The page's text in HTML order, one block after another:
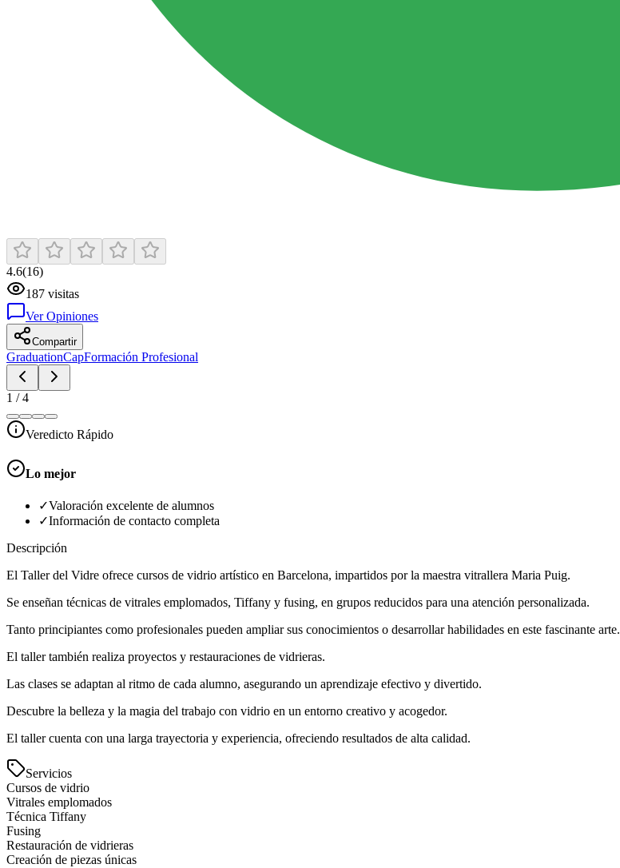
4.6(16)
187 visitas
Ver Opiniones
Compartir
GraduationCapFormación Profesional
1 /4
Veredicto Rápido
Lo mejor
✓Valoración excelente de alumnos
✓Información de contacto completa
Descripción
El Taller del Vidre ofrece cursos de vidrio artístico en Barcelona, impartidos por la maestra vitrallera Maria Puig.
Se enseñan técnicas de vitrales emplomados, Tiffany y fusing, en grupos reducidos para una atención personalizada.
Tanto principiantes como profesionales pueden ampliar sus conocimientos o desarrollar habilidades en este fascinante arte.
El taller también realiza proyectos y restauraciones de vidrieras.
Las clases se adaptan al ritmo de cada alumno, asegurando un aprendizaje efectivo y divertido.
Descubre la belleza y la magia del trabajo con vidrio en un entorno creativo y acogedor.
El taller cuenta con una larga trayectoria y experiencia, ofreciendo resultados de alta calidad.
Servicios
Cursos de vidrio
Vitrales emplomados
Técnica Tiffany
Fusing
Restauración de vidrieras
Creación de piezas únicas